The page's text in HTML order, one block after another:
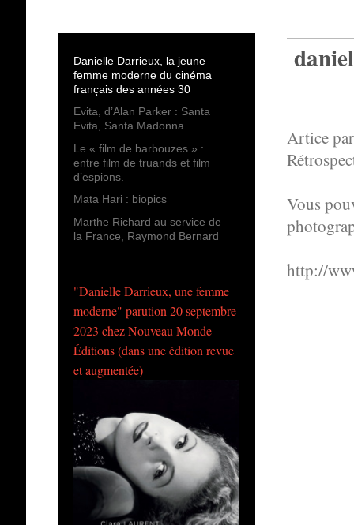
Artice
Vous
http://
Danielle Darrieux, la jeune
femme moderne du cinéma
français des années 30
Evita, d’Alan Parker : Santa
Evita, Santa Madonna
Le « film de barbouzes » :
entre film de truands et film
d’espions.
Mata Hari : biopics
Marthe Richard au service de
la France, Raymond Bernard
"Danielle Darrieux, une femme
moderne" parution 20 septembre
2023 chez Nouveau Monde
Éditions (dans une édition revue
et augmentée)